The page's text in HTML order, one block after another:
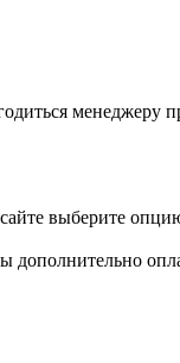
менеджеру
выберите